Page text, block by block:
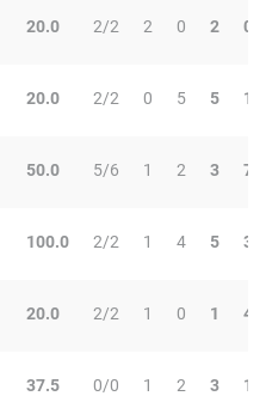
20.0 2/2 2 0 2 0
20.0 2/2 0 5 5 1
50.0 5/6 1 2 3 7
100.0 2/2 1 4 5 3
20.0 2/2 1 0 1 4
37.5 0/0 1 2 3 1